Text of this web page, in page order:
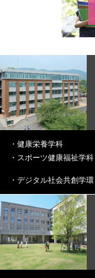
・ 健康栄養学科
・ スポーツ健康福祉学科
・ デジタル社会共創学環